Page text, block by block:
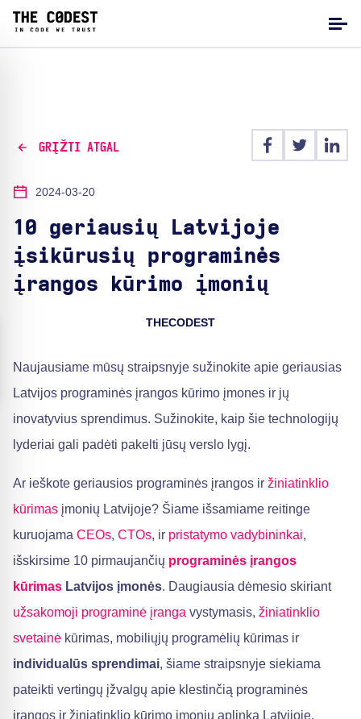
GRĮŽTI ATGAL
2024-03-20
10 geriausių Latvijoje
įsikūrusių programinės
įrangos kūrimo įmonių
THECODEST
Naujausiame mūsų straipsnyje sužinokite apie geriausias
Latvijos programinės įrangos kūrimo įmones ir jų
inovatyvius sprendimus. Sužinokite, kaip šie technologijų
lyderiai gali padėti pakelti jūsų verslo lygį.
Ar ieškote geriausios programinės įrangos ir žiniatinklio
kūrimas įmonių Latvijoje? Šiame išsamiame reitinge
kuruojama CEOs, CTOs, ir pristatymo vadybininkai,
išskirsime 10 pirmaujančių programinės įrangos
kūrimas Latvijos įmonės. Daugiausia dėmesio skiriant
užsakomoji programinė įranga vystymasis, žiniatinklio
svetainė kūrimas, mobiliųjų programėlių kūrimas ir
individualūs sprendimai, šiame straipsnyje siekiama
pateikti vertingų įžvalgų apie klestinčią programinės
įrangos ir žiniatinklio kūrimo įmonių aplinką Latvijoje.